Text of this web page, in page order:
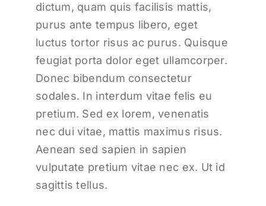
dictum, quam quis facilisis mattis,
purus ante tempus libero, eget
luctus tortor risus ac purus. Quisque
feugiat porta dolor eget ullamcorper.
Donec bibendum consectetur
sodales. In interdum vitae felis eu
pretium. Sed ex lorem, venenatis
nec dui vitae, mattis maximus risus.
Aenean sed sapien in sapien
vulputate pretium vitae nec ex. Ut id
sagittis tellus.